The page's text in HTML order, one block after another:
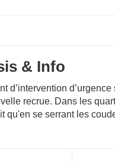
& Info
d’intervention
recrue. Dans les
qu'en se serrant les